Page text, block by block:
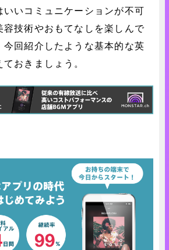
いいコミュニケーションが不可
容技術やおもてなしを楽しんで
今回紹介したような基本的な英
おきましょう。